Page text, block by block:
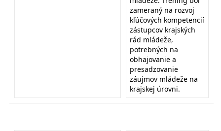
zameraný na rozvoj
kľúčových kompetencií
zástupcov krajských
rád mládeže,
potrebných na
obhajovanie a
presadzovanie
záujmov mládeže na
krajskej úrovni.